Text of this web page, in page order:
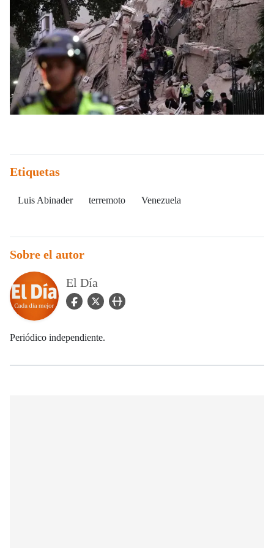
Etiquetas
Luis Abinader terremoto Venezuela
Sobre el autor
El Día
facebook Icon
twitter Iconuser_url Icon
Periódico independiente.